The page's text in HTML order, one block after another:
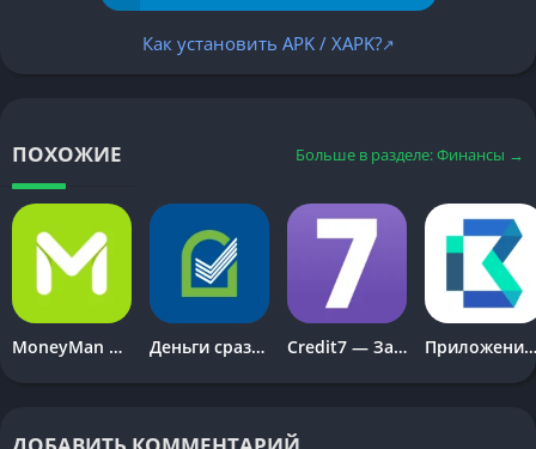
ожидать поступления средств на карту.
Условия займа через приложение
дружелюбна к молодым клиентам, рассматривая заявки
граждан от 18 лет, и пожилым, которые рассчитывают на
одну пенсию. В остальном условия стандартны:
гражданство РФ с постоянной регистрацией;
«зарплатный» займ от 2 до 30 тысяч рублей;
первое одобрение до 15 тысяч;
минимальный период погашения – 7 дней;
Как установить APK / XAPK?↗
ПОХОЖИЕ Больше в разделе: Финансы →
MoneyMan — займы онлайн Деньги сразу приложение Credit7 — Займы онлайн Приложение веб займ